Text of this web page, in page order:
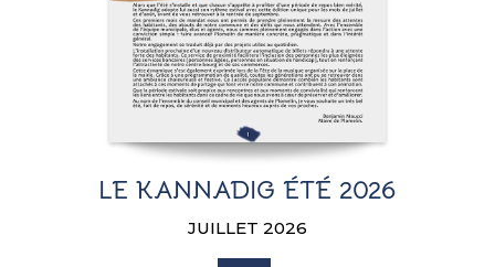
LE KANNADIG ÉTÉ 2026
JUILLET 2026